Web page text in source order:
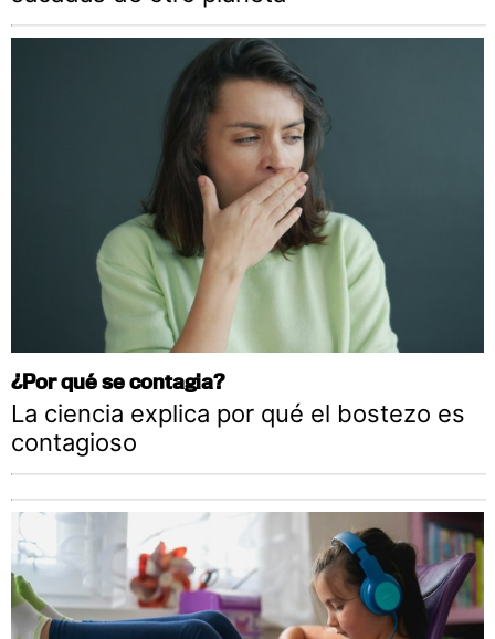
¿Por qué se contagia?
La ciencia explica por qué el bostezo es
contagioso